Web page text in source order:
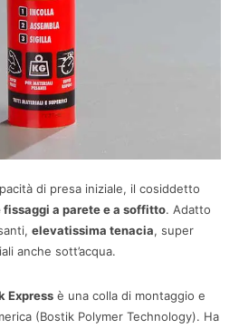
di presa iniziale, il cosiddetto
fissaggi a parete e a soffitto. Adatto
elevatissima tenacia, super
anche sott’acqua.
Express è una colla di montaggio e
(Bostik Polymer Technology). Ha